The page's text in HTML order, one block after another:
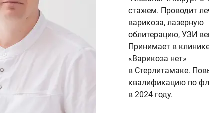
стажем. Проводит
варикоза, лазерную
облитерацию, УЗИ
Принимает в
«Варикоза нет»
в Стерлитамаке.
квалификацию по
в 2024 году.